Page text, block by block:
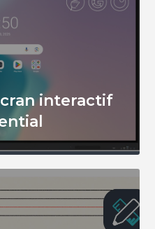
interactif